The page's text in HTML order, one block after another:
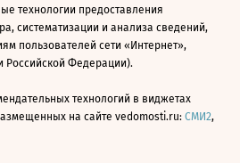
технологии предоставления
систематизации и анализа сведений,
пользователей сети «Интернет»,
Российской Федерации).
технологий в виджетах
на сайте vedomosti.ru: СМИ2,